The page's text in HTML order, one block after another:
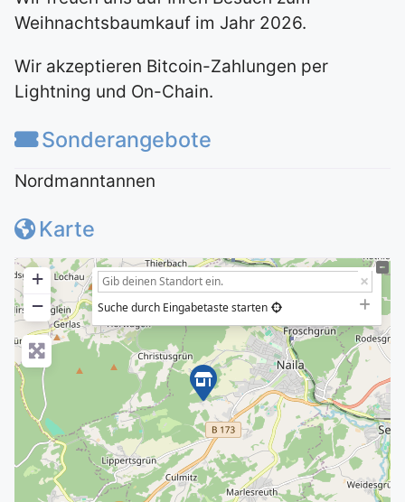
Weihnachtsbaumkauf im Jahr 2026.
Wir akzeptieren Bitcoin-Zahlungen per
Lightning und On-Chain.
Sonderangebote
Nordmanntannen
Karte
+
−
Suche durch Eingabetaste starten